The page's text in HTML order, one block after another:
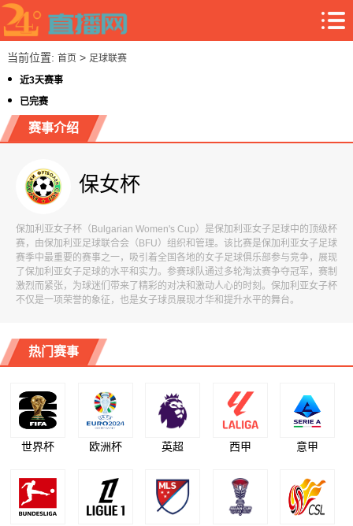
当前位置: 首页> 足球联赛
近3天赛事
已完赛
赛事介绍
保女杯
保加利亚女子杯（Bulgarian Women's Cup）是保加利亚女子足球中的顶级杯
赛，由保加利亚足球联合会（BFU）组织和管理。该比赛是保加利亚女子足球
赛季中最重要的赛事之一，吸引着全国各地的女子足球俱乐部参与竞争，展现
了保加利亚女子足球的水平和实力。参赛球队通过多轮淘汰赛争夺冠军，赛制
激烈而紧张，为球迷们带来了精彩的对决和激动人心的时刻。保加利亚女子杯
不仅是一项荣誉的象征，也是女子球员展现才华和提升水平的舞台。
热门赛事
世界杯 欧洲杯 英超 西甲 意甲